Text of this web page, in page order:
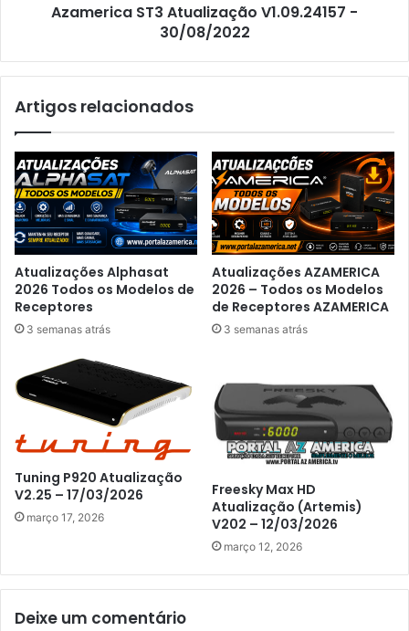
Azamerica ST3 Atualização V1.09.24157 -
30/08/2022
Artigos relacionados
Atualizações Alphasat
2026 Todos os Modelos de
Receptores
3 semanas atrás
Atualizações AZAMERICA
2026 – Todos os Modelos
de Receptores AZAMERICA
3 semanas atrás
Tuning P920 Atualização
V2.25 – 17/03/2026
março 17, 2026
Freesky Max HD
Atualização (Artemis)
V202 – 12/03/2026
março 12, 2026
Deixe um comentário